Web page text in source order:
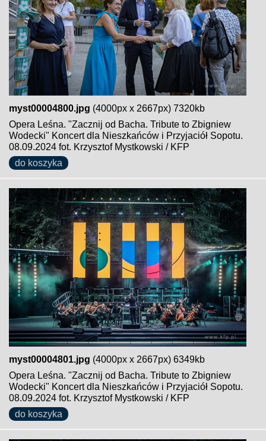
myst00004800.jpg (4000px x 2667px) 7320kb
Opera Leśna. "Zacznij od Bacha. Tribute to Zbigniew
Wodecki" Koncert dla Nieszkańców i Przyjaciół Sopotu.
08.09.2024 fot. Krzysztof Mystkowski / KFP
do koszyka
myst00004801.jpg (4000px x 2667px) 6349kb
Opera Leśna. "Zacznij od Bacha. Tribute to Zbigniew
Wodecki" Koncert dla Nieszkańców i Przyjaciół Sopotu.
08.09.2024 fot. Krzysztof Mystkowski / KFP
do koszyka